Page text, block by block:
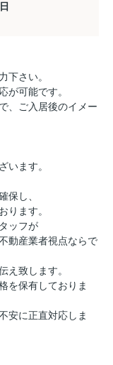
下さい。
が可能です。
、ご入居後のイメー
います。
保し、
ります。
ッフが
動産業者視点ならで
え致します。
を保有しておりま
安に正直対応しま